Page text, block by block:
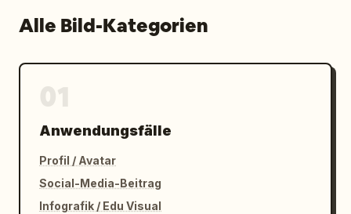
Teamfarbe
Qualität:
Alle Bild-Kategorien
Anwendungsfälle
Profil / Avatar
Social-Media-Beitrag
Infografik / Edu Visual